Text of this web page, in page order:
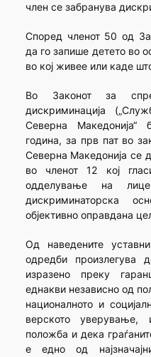
член се забранува
Според членот 50 од
да го запише детето во
во кој живее или каде
Во Законот за
дискриминација
Северна Македонија“
година, за прв пат во
Северна Македонија се
во членот 12 кој
одделување на
дискриминаторска
објективно оправдана
Од наведените
одредби произлегува
изразено преку
еднакви независно од
националното и
верското уверување,
положба и дека
е едно од